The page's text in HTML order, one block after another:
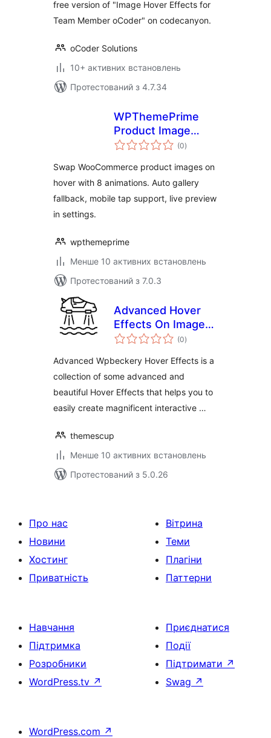
free version of "Image Hover Effects for
Team Member oCoder" on codecanyon.
oCoder Solutions
10+ активних встановлень
Протестований з 4.7.34
WPThemePrime
Product Image
Swap for
(0загальний
рейтинг
)
Swap WooCommerce product images on
hover with 8 animations. Auto gallery
fallback, mobile tap support, live preview
in settings.
wpthemeprime
Менше 10 активних встановлень
Протестований з 7.0.3
Advanced Hover
Effects On Image
Wpbeckary(Visual
(0загальний
рейтинг
)
Advanced Wpbeckery Hover Effects is a
collection of some advanced and
beautiful Hover Effects that helps you to
easily create magnificent interactive …
themescup
Менше 10 активних встановлень
Протестований з 5.0.26
Про нас
Новини
Хостинг
Приватність
Вітрина
Теми
Плагіни
Паттерни
Навчання
Підтримка
Розробники
WordPress.tv ↗
Приєднатися
Події
Підтримати ↗
Swag ↗
WordPress.com ↗